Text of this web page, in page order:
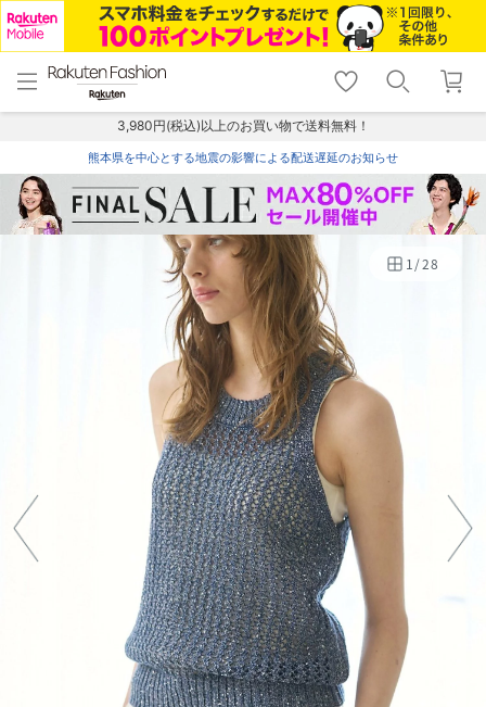
menu home
トップ
shopping_cart lock_outline
ログイン
3,980円(税込)以上のお買い物で送料無料！
熊本県を中心とする地震の影響による配送遅延のお知らせ
1/28